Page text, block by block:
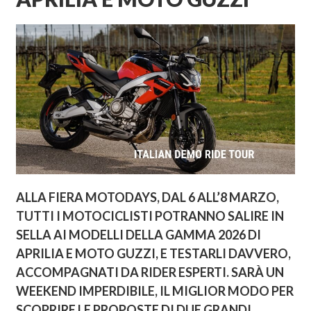
ALLA FIERA MOTODAYS, DAL 6 ALL’8 MARZO,
TUTTI I MOTOCICLISTI POTRANNO SALIRE IN
SELLA AI MODELLI DELLA GAMMA 2026 DI
APRILIA E MOTO GUZZI, E TESTARLI DAVVERO,
ACCOMPAGNATI DA RIDER ESPERTI. SARÀ UN
WEEKEND IMPERDIBILE, IL MIGLIOR MODO PER
SCOPRIRE LE PROPOSTE DI DUE GRANDI